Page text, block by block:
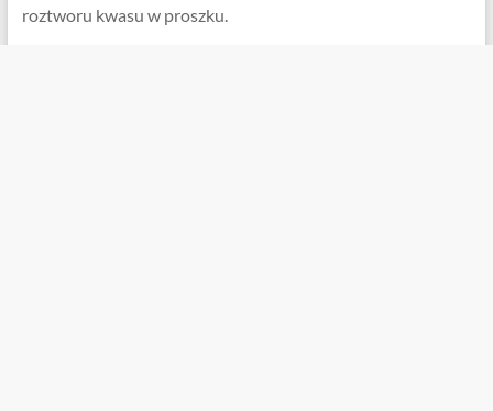
roztworu kwasu w proszku.